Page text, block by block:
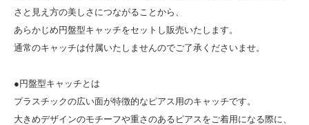
さと見え方の美しさにつながることから、
あらかじめ円盤型キャッチをセットし販売いたします。
通常のキャッチは付属いたしませんのでご了承くださいませ。
●円盤型キャッチとは
プラスチックの広い面が特徴的なピアス用のキャッチです。
大きめデザインのモチーフや重さのあるピアスをご着用になる際に、